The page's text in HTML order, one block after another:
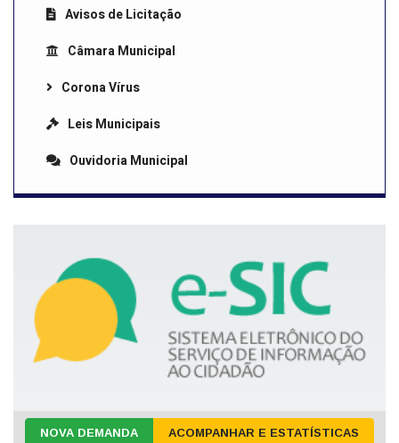
Avisos de Licitação
Câmara Municipal
Corona Vírus
Leis Municipais
Ouvidoria Municipal
NOVA DEMANDA ACOMPANHAR E ESTATÍSTICAS